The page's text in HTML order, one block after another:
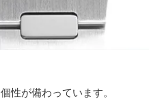
性が備わっています。